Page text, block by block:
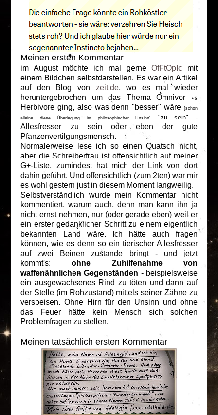
Meinen ersten Kommentar
im August möchte ich mal gerneOfFtOpIc mit
einem Bildchen selbstdarstellen. Es war ein Artikel
auf den Blog von zeit.de, wo es mal wieder
heruntergebrochen um das Thema Omnivor
VS
Herbivore ging, also was denn "besser" wäre
[schon
alleine diese Überlegung ist philosophischer Unsinn]
"zu sein" -
Allesfresser zu sein oder eben der gute
Pfanzenvertilgungsmensch.
Normalerweise lese ich so einen Quatsch nicht,
aber die Schreiberfrau ist offensichtlich auf meiner
G+-Liste, zumindest hat mich der Link von dort
dahin geführt. Und offensichtlich (zum 2ten) war mir
es wohl gestern just in diesem Moment langweilig.
Selbstverständlich wurde mein Kommentar nicht
kommentiert, warum auch, denn man kann ihn ja
nicht ernst nehmen, nur (oder gerade eben) weil er
ein erster gedanklicher Schritt zu einem eigentlich
bekannten Land wäre. Ich hätte auch fragen
können, wie es denn so ein tierischer Allesfresser
auf zwei Beinen zustande bringt - und jetzt
kommt's:ohne Zuhilfenahme von
waffenähnlichen Gegenständen - beispielsweise
ein ausgewachsenes Rind zu töten und dann auf
der Stelle (im Rohzustand) mittels seiner Zähne zu
verspeisen. Ohne Hirn für den Unsinn und ohne
das Feuer hätte kein Mensch sich solchen
Problemfragen zu stellen.
Meinen tatsächlich ersten Kommentar